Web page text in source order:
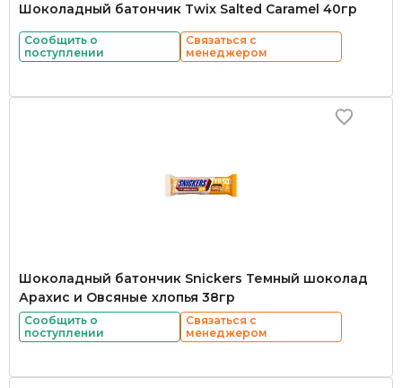
Шоколадный батончик Twix Salted Caramel 40гр
Сообщить о
поступлении
Связаться с
менеджером
Шоколадный батончик Snickers Темный шоколад
Арахис и Овсяные хлопья 38гр
Сообщить о
поступлении
Связаться с
менеджером